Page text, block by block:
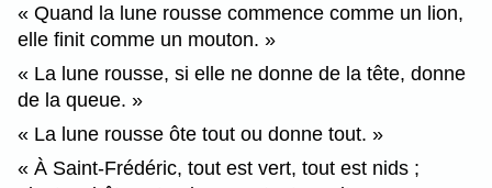
Quand la lune rousse commence comme un lion,
elle finit comme un mouton.
La lune rousse, si elle ne donne de la tête, donne
de la queue.
La lune rousse ôte tout ou donne tout.
À Saint-Frédéric, tout est vert, tout est nids ;